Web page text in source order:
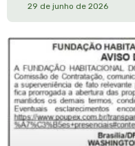
29 de junho de 2026